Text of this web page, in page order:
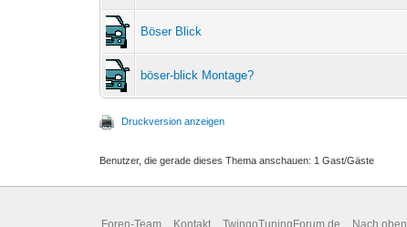
Böser Blick
böser-blick Montage?
Druckversion anzeigen
Benutzer, die gerade dieses Thema anschauen: 1 Gast/Gäste
Foren-Team Kontakt TwingoTuningForum.de Nach oben